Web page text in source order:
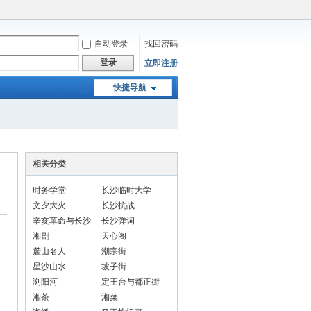
自动登录
找回密码
登录
立即注册
快捷导航
相关分类
时务学堂
长沙临时大学
文夕大火
长沙抗战
辛亥革命与长沙
长沙弹词
湘剧
天心阁
麓山名人
潮宗街
星沙山水
坡子街
浏阳河
定王台与都正街
湘茶
湘菜